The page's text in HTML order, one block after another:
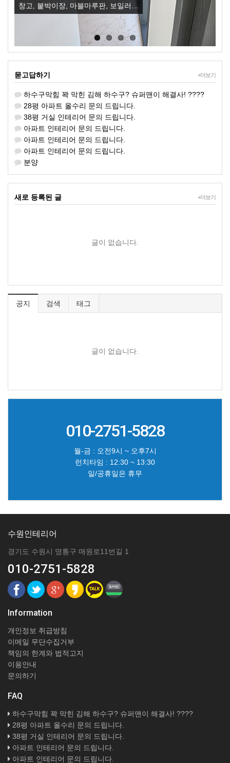
창고, 붙박이장, 마블마루판, 보일러…
+더보기
묻고답하기
하수구막힘 꽉 막힌 김해 하수구? 슈퍼맨이 해결사! ????
28평 아파트 올수리 문의 드립니다.
38평 거실 인테리어 문의 드립니다.
아파트 인테리어 문의 드립니다.
아파트 인테리어 문의 드립니다.
아파트 인테리어 문의 드립니다.
분양
+더보기
새로 등록된 글
글이 없습니다.
공지 검색 태그
글이 없습니다.
010-2751-5828
월-금 : 오전9시 ~ 오후7시
런치타임 : 12:30 ~ 13:30
일/공휴일은 휴무
수원인테리어
경기도 수원시 영통구 매원로11번길 1
010-2751-5828
Information
개인정보 취급방침
이메일 무단수집거부
책임의 한계와 법적고지
이용안내
문의하기
FAQ
하수구막힘 꽉 막힌 김해 하수구? 슈퍼맨이 해결사! ????
28평 아파트 올수리 문의 드립니다.
38평 거실 인테리어 문의 드립니다.
아파트 인테리어 문의 드립니다.
아파트 인테리어 문의 드립니다.